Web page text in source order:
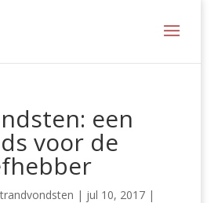
een
voor de
| jul 10, 2017|